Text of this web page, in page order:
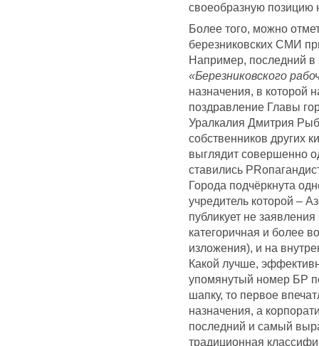
своеобразную позицию
Более того, можно
березниковских СМИ
Например, последний в
«Березниковского
назначения, в которой
поздравление Главы
Уралкалия Дмитрия
собственников других
выглядит совершенно
ставились
Города подчёркнута
учредитель которой –
публикует не
категоричная и более
изложения), и на
Какой лучше,
упомянутый номер БР
шапку, то первое
назначения, а
последний и самый
традиционная